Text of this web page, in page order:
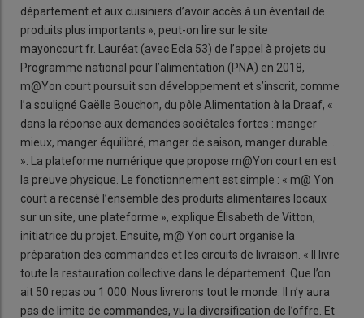
département et aux cuisiniers d’avoir accès à un éventail de
produits plus importants », peut-on lire sur le site
mayoncourt.fr. Lauréat (avec Ecla 53) de l’appel à projets du
Programme national pour l’alimentation (PNA) en 2018,
m@Yon court poursuit son développement et s’inscrit, comme
l’a souligné Gaëlle Bouchon, du pôle Alimentation à la Draaf, «
dans la réponse aux demandes sociétales fortes : manger
mieux, manger équilibré, manger de saison, manger durable…
». La plateforme numérique que propose m@Yon court en est
la preuve physique. Le fonctionnement est simple : « m@ Yon
court a recensé l’ensemble des produits alimentaires locaux
sur un site, une plateforme », explique Élisabeth de Vitton,
initiatrice du projet. Ensuite, m@ Yon court organise la
préparation des commandes et les circuits de livraison. « Il livre
toute la restauration collective dans le département. Que l’on
ait 50 repas ou 1 000. Nous livrerons tout le monde. Il n’y aura
pas de limite de commandes, vu la diversification de l’offre. Et